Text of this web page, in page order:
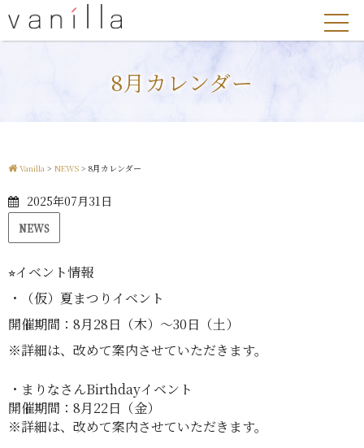
8月カレンダー
Vanilla > NEWS > 8月カレンダー
2025年07月31日
NEWS
⭐︎イベント情報
・（仮）夏まつりイベント
開催期間：8月28日（木）〜30日（土）
※詳細は、改めて案内させていただきます。
・まりなさんBirthdayイベント
開催期間：8月22日（金）
※詳細は、改めて案内させていただきます。